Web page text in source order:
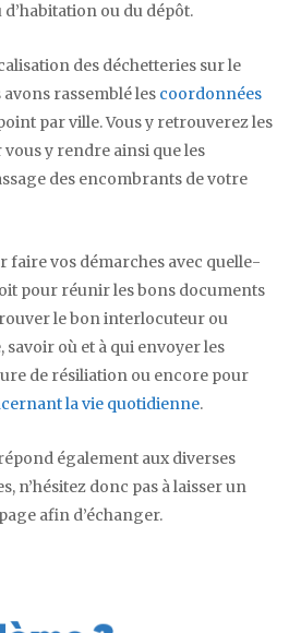
ou du dépôt.
des déchetteries sur le
rassemblé les coordonnées
par ville. Vous y retrouverez les
y rendre ainsi que les
des encombrants de votre
faire vos démarches avec quelle-
pour réunir les bons documents
le bon interlocuteur ou
où et à qui envoyer les
de résiliation ou encore pour
la vie quotidienne.
également aux diverses
n’hésitez donc pas à laisser un
afin d’échanger.